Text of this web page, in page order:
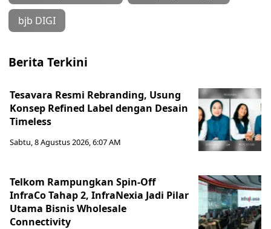
bjb DIGI
Berita Terkini
Tesavara Resmi Rebranding, Usung
Konsep Refined Label dengan Desain
Timeless
Sabtu, 8 Agustus 2026, 6:07 AM
Telkom Rampungkan Spin-Off
InfraCo Tahap 2, InfraNexia Jadi Pilar
Utama Bisnis Wholesale
Connectivity